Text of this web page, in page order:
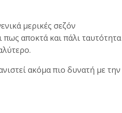
μερικές σεζόν
αποκτά και πάλι ταυτότητα
ακόμα πιο δυνατή με την